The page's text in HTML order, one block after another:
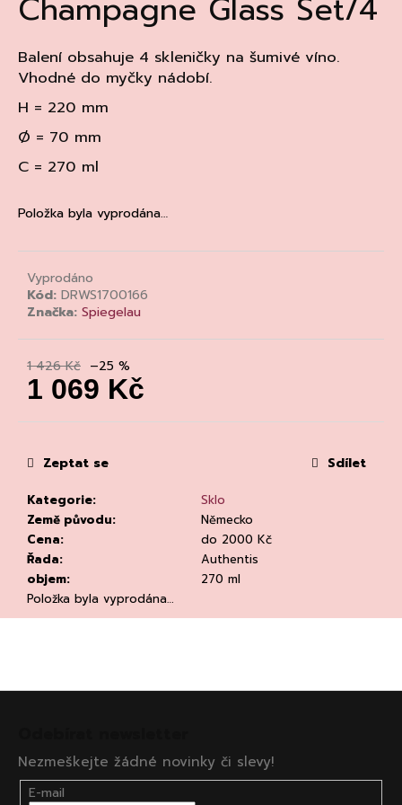
Champagne Glass Set/4
Balení obsahuje 4 skleničky na šumivé víno.
Vhodné do myčky nádobí.
H = 220 mm
Ø = 70 mm
C = 270 ml
Položka byla vyprodána…
Vyprodáno
Kód: DRWS1700166
Značka: Spiegelau
1 426 Kč –25 %
1 069 Kč
cena:
Kategorie:
Sklo
Země původu:
Německo
Cena:
do 2000 Kč
Řada:
Authentis
objem:
270 ml
Položka byla vyprodána…
Zeptat se Sdílet
a
j
í
t
?
HLEDAT
D
o
o
u
e
e
WEINGUT
LOOSEN
292
Kč
Z
Nezmeškejte žádné novinky či slevy!
E-mail